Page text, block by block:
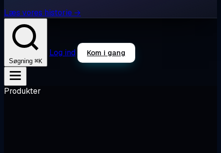
Læs vores historie →
Søgning ⌘K
Log ind Kom i gang
Produkter